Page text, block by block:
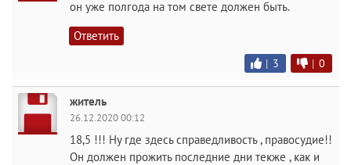
он уже полгода на том свете должен быть.
Ответить
| 3 | 0
житель
26.12.2020 00:12
18,5 !!! Ну где здесь справедливость , правосудие!!
Он должен прожить последние дни текже , как и